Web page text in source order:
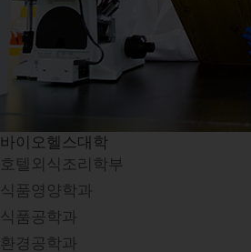
바이오헬스대학
호텔외식조리학부
식품영양학과
식품공학과
환경공학과